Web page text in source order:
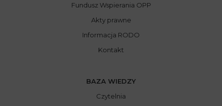
Fundusz Wspierania OPP
Akty prawne
Informacja RODO
Kontakt
BAZA WIEDZY
Czytelnia